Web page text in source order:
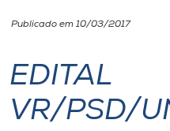
Unoesc
Internacionalização
I.nova
Publicado em 10/03/2017
EDITAL
VR/PSD/